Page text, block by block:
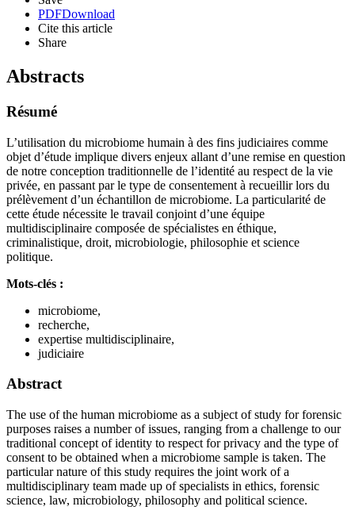
PDFDownload
Cite this article
Share
Abstracts
Résumé
L’utilisation du microbiome humain à des fins judiciaires comme
objet d’étude implique divers enjeux allant d’une remise en question
de notre conception traditionnelle de l’identité au respect de la vie
privée, en passant par le type de consentement à recueillir lors du
prélèvement d’un échantillon de microbiome. La particularité de
cette étude nécessite le travail conjoint d’une équipe
multidisciplinaire composée de spécialistes en éthique,
criminalistique, droit, microbiologie, philosophie et science
politique.
Mots-clés :
microbiome,
recherche,
expertise multidisciplinaire,
judiciaire
Abstract
The use of the human microbiome as a subject of study for forensic
purposes raises a number of issues, ranging from a challenge to our
traditional concept of identity to respect for privacy and the type of
consent to be obtained when a microbiome sample is taken. The
particular nature of this study requires the joint work of a
multidisciplinary team made up of specialists in ethics, forensic
science, law, microbiology, philosophy and political science.